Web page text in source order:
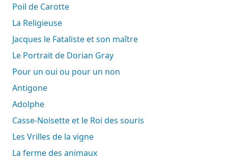
Poil de Carotte
La Religieuse
Jacques le Fataliste et son maître
Le Portrait de Dorian Gray
Pour un oui ou pour un non
Antigone
Adolphe
Casse-Noisette et le Roi des souris
Les Vrilles de la vigne
La ferme des animaux